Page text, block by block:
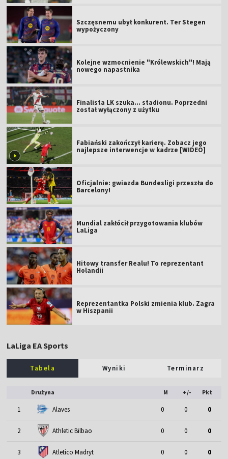
Szczęsnemu ubył konkurent. Ter Stegen
wypożyczony
Kolejne wzmocnienie "Królewskich"! Mają
nowego napastnika
Finalista LK szuka... stadionu. Poprzedni
został wyłączony z użytku
Fabiański zakończył karierę. Zobacz jego
najlepsze interwencje w kadrze [WIDEO]
Oficjalnie: gwiazda Bundesligi przeszła do
Barcelony!
Mundial zakłócił przygotowania klubów
LaLiga
Hitowy transfer Realu! To reprezentant
Holandii
Reprezentantka Polski zmienia klub. Zagra
w Hiszpanii
LaLiga EA Sports
Tabela Wyniki Terminarz
Drużyna M +/- Pkt
1 Alaves 0 0 0
2 Athletic Bilbao 0 0 0
3 Atletico Madryt 0 0 0